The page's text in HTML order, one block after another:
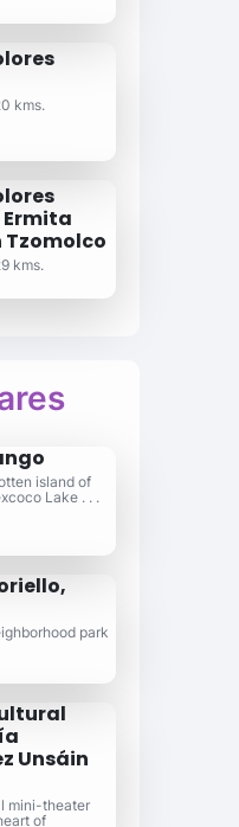
kms.
Ermita
Tzomolco
kms.
island of
Lake . . .
park
Unsáin
mini-theater
of